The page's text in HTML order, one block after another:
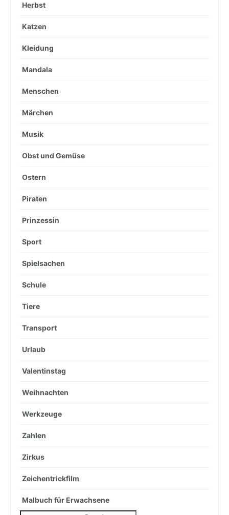
Herbst
Katzen
Kleidung
Mandala
Menschen
Märchen
Musik
Obst und Gemüse
Ostern
Piraten
Prinzessin
Sport
Spielsachen
Schule
Tiere
Transport
Urlaub
Valentinstag
Weihnachten
Werkzeuge
Zahlen
Zirkus
Zeichentrickfilm
Malbuch für Erwachsene